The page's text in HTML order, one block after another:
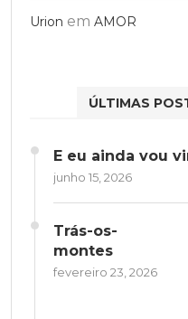
Urion em AMOR
ÚLTIMAS
E eu ainda vou
junho 15, 2026
Trás-os-
montes
fevereiro 23, 2026